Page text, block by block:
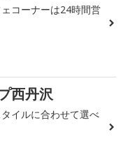
コーナーは24時間営
西丹沢
イルに合わせて選べ